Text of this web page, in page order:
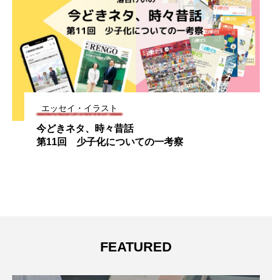
エッセイ・イラスト
今どきネタ、時々昔話
第11回 少子化についての一考察
FEATURED